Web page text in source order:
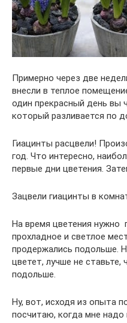
Примерно через две
внесли в теплое
один прекрасный день вы
который разливается по
Гиацинты расцвели!
год. Что интересно,
первые дни цветения.
Зацвели гиацинты в
На время цветения нужно
прохладное и светлое
продержались подольше.
цветет, лучше не
подольше.
Ну, вот, исходя из опыта
посчитаю, когда мне